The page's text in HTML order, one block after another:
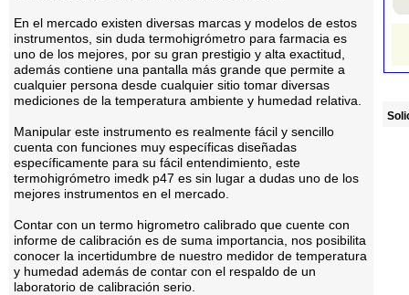
En el mercado existen diversas marcas y modelos de estos
instrumentos, sin duda termohigrómetro para farmacia es
uno de los mejores, por su gran prestigio y alta exactitud,
además contiene una pantalla más grande que permite a
cualquier persona desde cualquier sitio tomar diversas
mediciones de la temperatura ambiente y humedad relativa.
Manipular este instrumento es realmente fácil y sencillo
cuenta con funciones muy específicas diseñadas
específicamente para su fácil entendimiento, este
termohigrómetro imedk p47 es sin lugar a dudas uno de los
mejores instrumentos en el mercado.
Contar con un termo higrometro calibrado que cuente con
informe de calibración es de suma importancia, nos posibilita
conocer la incertidumbre de nuestro medidor de temperatura
y humedad además de contar con el respaldo de un
laboratorio de calibración serio.